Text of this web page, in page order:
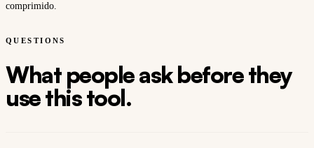
comprimido.
QUESTIONS
What people ask before they
use this tool.